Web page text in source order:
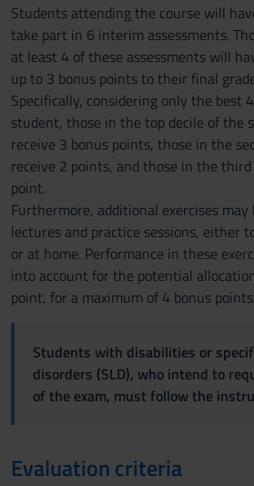
Students attending the course will
take part in 6 interim assessments.
at least 4 of these assessments will
up to 3 bonus points to their final
Specifically, considering only the best
student, those in the top decile of the
receive 3 bonus points, those in the
receive 2 points, and those in the
point.
Furthermore, additional exercises may
lectures and practice sessions, either
or at home. Performance in these
into account for the potential
point, for a maximum of 4 bonus points.
Students with disabilities or
disorders (SLD), who intend to
of the exam, must follow the
Evaluation criteria